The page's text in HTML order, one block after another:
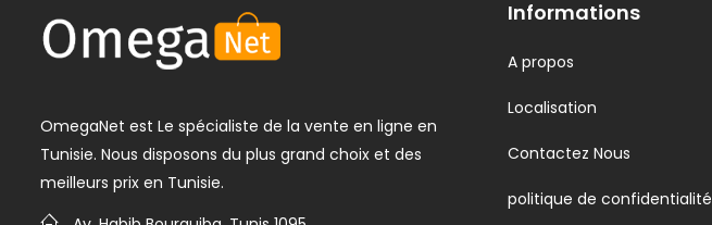
OmegaNet est Le spécialiste de la vente en ligne en
Tunisie. Nous disposons du plus grand choix et des
meilleurs prix en Tunisie.
Informations
A propos
Localisation
Contactez Nous
politique de confidentialité